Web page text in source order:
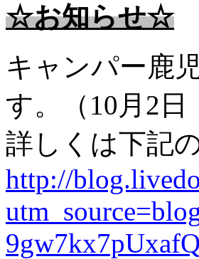
☆お知らせ☆
キャンパー鹿
す。（10月2日
詳しくは下記
http://